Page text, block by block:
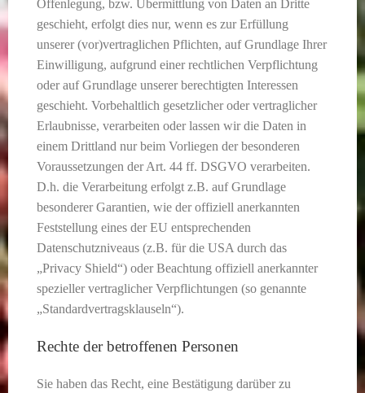
Offenlegung, bzw. Übermittlung von Daten an Dritte
geschieht, erfolgt dies nur, wenn es zur Erfüllung
unserer (vor)vertraglichen Pflichten, auf Grundlage Ihrer
Einwilligung, aufgrund einer rechtlichen Verpflichtung
oder auf Grundlage unserer berechtigten Interessen
geschieht. Vorbehaltlich gesetzlicher oder vertraglicher
Erlaubnisse, verarbeiten oder lassen wir die Daten in
einem Drittland nur beim Vorliegen der besonderen
Voraussetzungen der Art. 44 ff. DSGVO verarbeiten.
D.h. die Verarbeitung erfolgt z.B. auf Grundlage
besonderer Garantien, wie der offiziell anerkannten
Feststellung eines der EU entsprechenden
Datenschutzniveaus (z.B. für die USA durch das
„Privacy Shield“) oder Beachtung offiziell anerkannter
spezieller vertraglicher Verpflichtungen (so genannte
„Standardvertragsklauseln“).
Rechte der betroffenen Personen
Sie haben das Recht, eine Bestätigung darüber zu